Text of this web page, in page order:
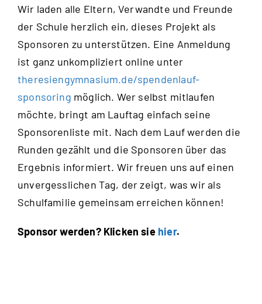
Wir laden alle Eltern, Verwandte und Freunde
der Schule herzlich ein, dieses Projekt als
Sponsoren zu unterstützen. Eine Anmeldung
ist ganz unkompliziert online unter
theresiengymnasium.de/spendenlauf-
sponsoring möglich. Wer selbst mitlaufen
möchte, bringt am Lauftag einfach seine
Sponsorenliste mit. Nach dem Lauf werden die
Runden gezählt und die Sponsoren über das
Ergebnis informiert. Wir freuen uns auf einen
unvergesslichen Tag, der zeigt, was wir als
Schulfamilie gemeinsam erreichen können!
Sponsor werden? Klicken sie hier.